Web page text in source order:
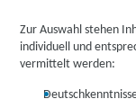
Zur Auswahl stehen
individuell und
vermittelt werden: